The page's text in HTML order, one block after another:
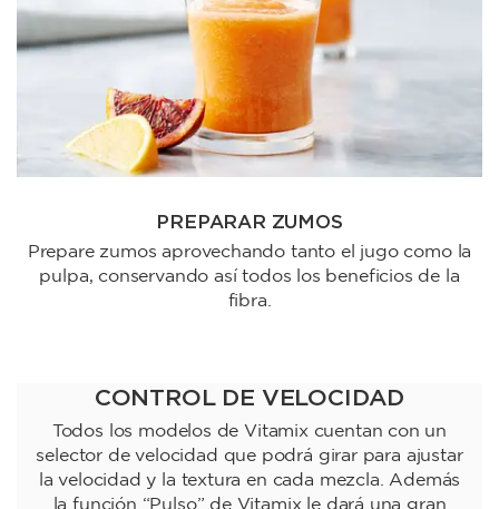
PREPARAR ZUMOS
Prepare zumos aprovechando tanto el jugo como la
pulpa, conservando así todos los beneficios de la
fibra.
CONTROL DE VELOCIDAD
Todos los modelos de Vitamix cuentan con un
selector de velocidad que podrá girar para ajustar
la velocidad y la textura en cada mezcla. Además
la función “Pulso” de Vitamix le dará una gran